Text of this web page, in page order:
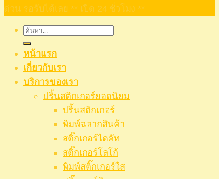
ด่วน รอรับได้เลย ** เปิด 24 ชั่วโมง **
ค้นหา:
หน้าแรก
เกี่ยวกับเรา
บริการของเรา
ปริ้นสติกเกอร์ยอดนิยม
ปริ้นสติกเกอร์
พิมพ์ฉลากสินค้า
สติ๊กเกอร์ไดคัท
สติ๊กเกอร์โลโก้
พิมพ์สติ๊กเกอร์ใส